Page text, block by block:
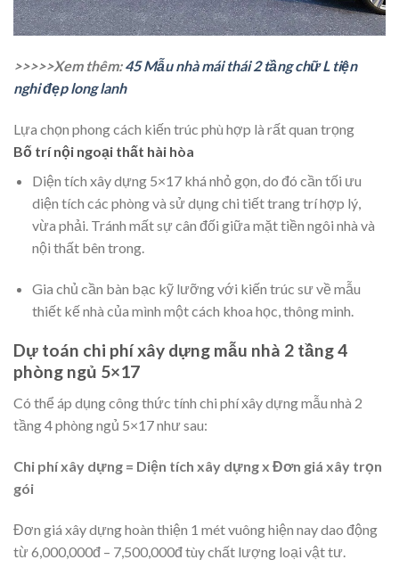
>>>>>Xem thêm:45 Mẫu nhà mái thái 2 tầng chữ L tiện
nghi đẹp long lanh
Lựa chọn phong cách kiến trúc phù hợp là rất quan trọng
Bố trí nội ngoại thất hài hòa
Diện tích xây dựng 5×17 khá nhỏ gọn, do đó cần tối ưu
diện tích các phòng và sử dụng chi tiết trang trí hợp lý,
vừa phải. Tránh mất sự cân đối giữa mặt tiền ngôi nhà và
nội thất bên trong.
Gia chủ cần bàn bạc kỹ lưỡng với kiến trúc sư về mẫu
thiết kế nhà của mình một cách khoa học, thông minh.
Dự toán chi phí xây dựng mẫu nhà 2 tầng 4
phòng ngủ 5×17
Có thể áp dụng công thức tính chi phí xây dựng mẫu nhà 2
tầng 4 phòng ngủ 5×17 như sau:
Chi phí xây dựng = Diện tích xây dựng x Đơn giá xây trọn
gói
Đơn giá xây dựng hoàn thiện 1 mét vuông hiện nay dao động
từ 6,000,000đ – 7,500,000đ tùy chất lượng loại vật tư.